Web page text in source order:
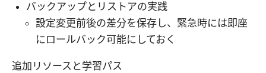
バックアップとリストアの実践
設定変更前後の差分を保存し、緊急時には即座
にロールバック可能にしておく
追加リソースと学習パス